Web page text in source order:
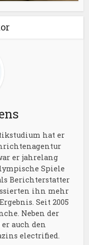
hat er
er jahrelang
Spiele
Berichterstatter
ihn mehr
Seit 2005
Neben der
auch den
electrified.